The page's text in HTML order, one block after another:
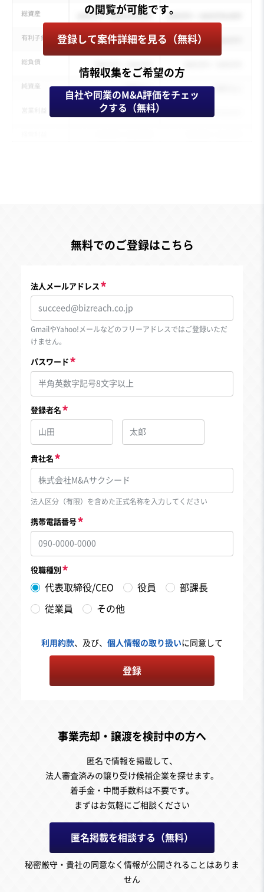
登録して案件詳細を見る（無料）
情報収集をご希望の方
自社や同業のM&A評価をチェッ
クする（無料）
無料でのご登録はこちら
法人メールアドレス
GmailやYahoo!メールなどのフリーアドレスではご登録いただ
けません。
パスワード
登録者名
貴社名
法人区分（有限）を含めた正式名称を入力してください
携帯電話番号
役職種別
代表取締役/CEO 役員 部課長
従業員 その他
利用約款、及び、 個人情報の取り扱いに同意して
登録
事業売却・譲渡を検討中の方へ
匿名で情報を掲載して、
法人審査済みの譲り受け候補企業を探せます。
着手金・中間手数料は不要です。
まずはお気軽にご相談ください
匿名掲載を相談する（無料）
秘密厳守・貴社の同意なく情報が公開されることはありま
せん